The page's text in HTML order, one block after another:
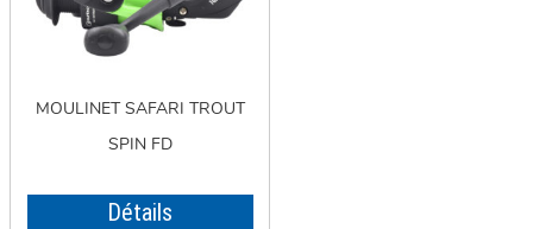
MOULINET SAFARI TROUT
SPIN FD
Détails